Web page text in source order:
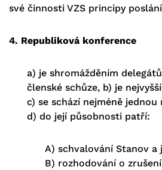
své činnosti VZS principy poslání
4. Republiková konference
a) je shromážděním
členské schůze, b) je
c) se schází nejméně jednou
d) do její působnosti patří:
A) schvalování Stanov a
B) rozhodování o